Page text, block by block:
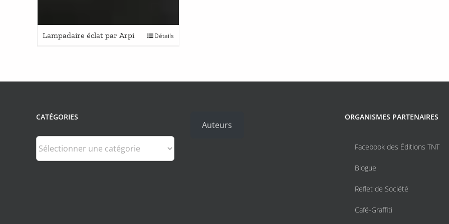
Lampadaire éclat par Arpi Détails
CATÉGORIES
Catégories
Auteurs
ORGANISMES PARTENAIRES
Facebook des Éditions TNT
Blogue
Reflet de Société
Café-Graffiti